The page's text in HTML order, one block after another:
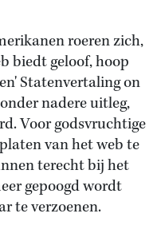
roeren zich,
biedt geloof, hoop
Statenvertaling on
nadere uitleg,
Voor godsvruchtige
van het web te
terecht bij het
gepoogd wordt
te verzoenen.